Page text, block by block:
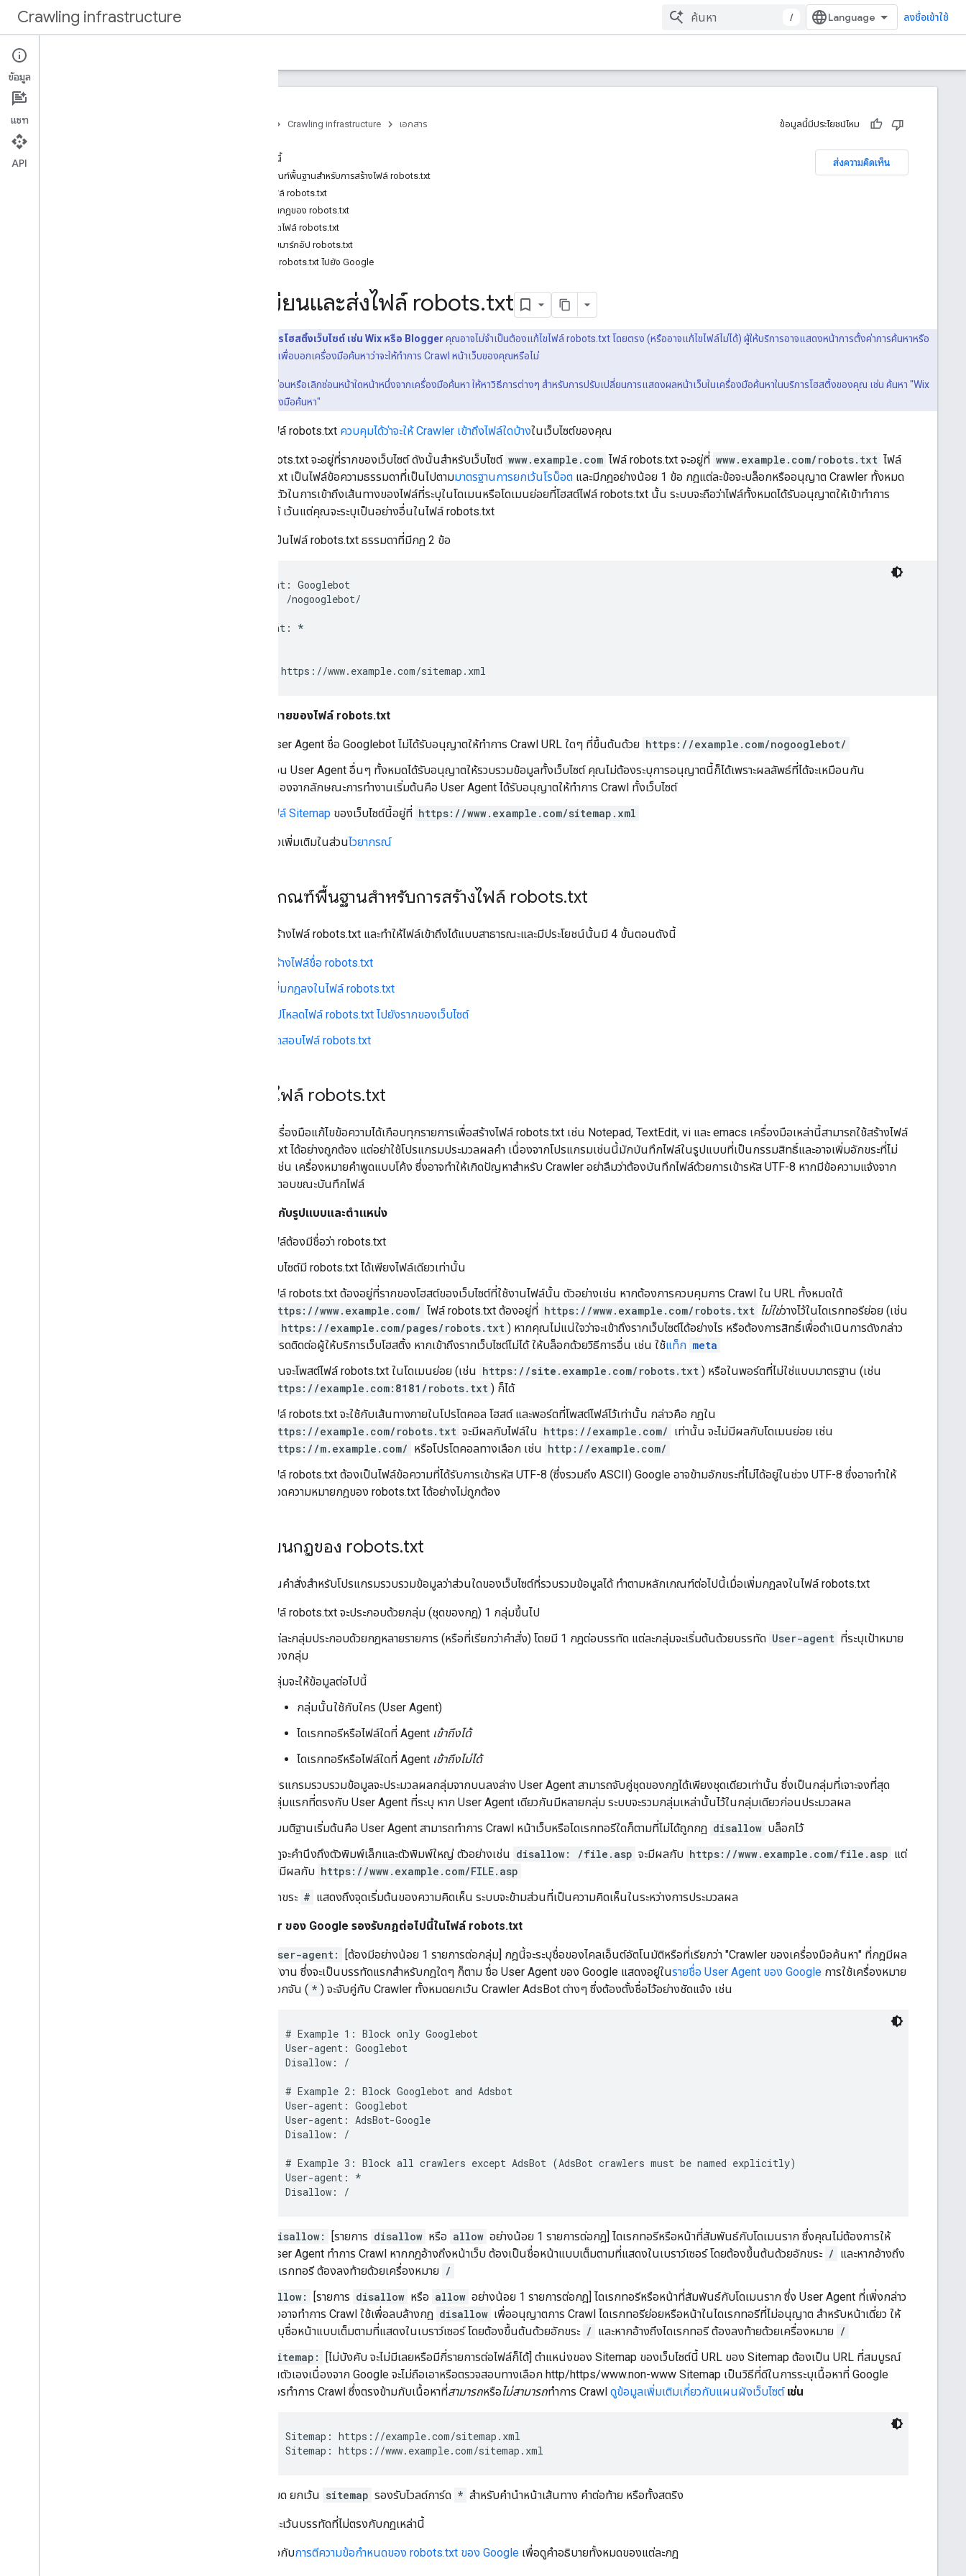
Crawling infrastructure / ลงชื่อเข้าใช้
บทนำ
วิธีการ…
ยืนยันคำขอจาก Google
Crawling infrastructure เอกสาร ข้อมูลนี้มีประโยชน์ไหม
ส่งความคิดเห็น
ในหน้านี้
หลักเกณฑ์พื้นฐานสำหรับการสร้างไฟล์ robots.txt
สร้างไฟล์ robots.txt
วิธีเขียนกฎของ robots.txt
อัปโหลดไฟล์ robots.txt
ทดสอบมาร์กอัป robots.txt
ส่งไฟล์ robots.txt ไปยัง Google
วิธีเขียนและส่งไฟล์ robots.txt
หากใช้บริการโฮสติ้งเว็บไซต์ เช่น Wix หรือ Blogger คุณอาจไม่จำเป็นต้องแก้ไขไฟล์ robots.txt โดยตรง (หรืออาจแก้ไขไฟล์ไม่ได้) ผู้ให้บริการอาจแสดงหน้าการตั้งค่าการค้นหาหรือ
กลไกอื่นๆ ไว้แทนเพื่อบอกเครื่องมือค้นหาว่าจะให้ทำการ Crawl หน้าเว็บของคุณหรือไม่
หากคุณต้องการซ่อนหรือเลิกซ่อนหน้าใดหน้าหนึ่งจากเครื่องมือค้นหา ให้หาวิธีการต่างๆ สำหรับการปรับเปลี่ยนการแสดงผลหน้าเว็บในเครื่องมือค้นหาในบริการโฮสติ้งของคุณ เช่น ค้นหา "Wix
ซ่อนหน้าจากเครื่องมือค้นหา"
คุณใช้ไฟล์ robots.txt ควบคุมได้ว่าจะให้ Crawler เข้าถึงไฟล์ใดบ้างในเว็บไซต์ของคุณ
ไฟล์ robots.txt จะอยู่ที่รากของเว็บไซต์ ดังนั้นสำหรับเว็บไซต์ www.example.com ไฟล์ robots.txt จะอยู่ที่ www.example.com/robots.txt ไฟล์
robots.txt เป็นไฟล์ข้อความธรรมดาที่เป็นไปตามมาตรฐานการยกเว้นโรบ็อต และมีกฎอย่างน้อย 1 ข้อ กฎแต่ละข้อจะบล็อกหรืออนุญาต Crawler ทั้งหมด
หรือบางตัวในการเข้าถึงเส้นทางของไฟล์ที่ระบุในโดเมนหรือโดเมนย่อยที่โฮสต์ไฟล์ robots.txt นั้น ระบบจะถือว่าไฟล์ทั้งหมดได้รับอนุญาตให้เข้าทำการ
Crawl ได้ เว้นแต่คุณจะระบุเป็นอย่างอื่นในไฟล์ robots.txt
ต่อไปนี้เป็นไฟล์ robots.txt ธรรมดาที่มีกฎ 2 ข้อ
User-agent: Googlebot
Disallow: /nogooglebot/
User-agent: *
Sitemap: https://www.example.com/sitemap.xml
ความหมายของไฟล์ robots.txt
User Agent ชื่อ Googlebot ไม่ได้รับอนุญาตให้ทำการ Crawl URL ใดๆ ที่ขึ้นต้นด้วย https://example.com/nogooglebot/
ส่วน User Agent อื่นๆ ทั้งหมดได้รับอนุญาตให้รวบรวมข้อมูลทั้งเว็บไซต์ คุณไม่ต้องระบุการอนุญาตนี้ก็ได้เพราะผลลัพธ์ที่ได้จะเหมือนกัน
เนื่องจากลักษณะการทำงานเริ่มต้นคือ User Agent ได้รับอนุญาตให้ทำการ Crawl ทั้งเว็บไซต์
ไฟล์ Sitemap ของเว็บไซต์นี้อยู่ที่ https://www.example.com/sitemap.xml
ดูตัวอย่างเพิ่มเติมในส่วนไวยากรณ์
หลักเกณฑ์พื้นฐานสำหรับการสร้างไฟล์ robots.txt
ในการสร้างไฟล์ robots.txt และทำให้ไฟล์เข้าถึงได้แบบสาธารณะและมีประโยชน์นั้นมี 4 ขั้นตอนดังนี้
สร้างไฟล์ชื่อ robots.txt
เพิ่มกฎลงในไฟล์ robots.txt
อัปโหลดไฟล์ robots.txt ไปยังรากของเว็บไซต์
ทดสอบไฟล์ robots.txt
สร้างไฟล์ robots.txt
คุณใช้เครื่องมือแก้ไขข้อความได้เกือบทุกรายการเพื่อสร้างไฟล์ robots.txt เช่น Notepad, TextEdit, vi และ emacs เครื่องมือเหล่านี้สามารถใช้สร้างไฟล์
robots.txt ได้อย่างถูกต้อง แต่อย่าใช้โปรแกรมประมวลผลคำ เนื่องจากโปรแกรมเช่นนี้มักบันทึกไฟล์ในรูปแบบที่เป็นกรรมสิทธิ์และอาจเพิ่มอักขระที่ไม่
คาดคิด เช่น เครื่องหมายคำพูดแบบโค้ง ซึ่งอาจทำให้เกิดปัญหาสำหรับ Crawler อย่าลืมว่าต้องบันทึกไฟล์ด้วยการเข้ารหัส UTF-8 หากมีข้อความแจ้งจาก
กล่องโต้ตอบขณะบันทึกไฟล์
กฎเกี่ยวกับรูปแบบและตำแหน่ง
ไฟล์ต้องมีชื่อว่า robots.txt
เว็บไซต์มี robots.txt ได้เพียงไฟล์เดียวเท่านั้น
ไฟล์ robots.txt ต้องอยู่ที่รากของโฮสต์ของเว็บไซต์ที่ใช้งานไฟล์นั้น ตัวอย่างเช่น หากต้องการควบคุมการ Crawl ใน URL ทั้งหมดใต้
https://www.example.com/ ไฟล์ robots.txt ต้องอยู่ที่ https://www.example.com/robots.txt ไม่ใช่วางไว้ในไดเรกทอรีย่อย (เช่น
https://example.com/pages/robots.txt ) หากคุณไม่แน่ใจว่าจะเข้าถึงรากเว็บไซต์ได้อย่างไร หรือต้องการสิทธิ์เพื่อดำเนินการดังกล่าว
โปรดติดต่อผู้ให้บริการเว็บโฮสติ้ง หากเข้าถึงรากเว็บไซต์ไม่ได้ ให้บล็อกด้วยวิธีการอื่น เช่น ใช้แท็ก meta
คุณจะโพสต์ไฟล์ robots.txt ในโดเมนย่อย (เช่น https://site .example.com/robots.txt ) หรือในพอร์ตที่ไม่ใช่แบบมาตรฐาน (เช่น
https://example.com: 8181 /robots.txt ) ก็ได้
ไฟล์ robots.txt จะใช้กับเส้นทางภายในโปรโตคอล โฮสต์ และพอร์ตที่โพสต์ไฟล์ไว้เท่านั้น กล่าวคือ กฎใน
https://example.com/robots.txt จะมีผลกับไฟล์ใน https://example.com/ เท่านั้น จะไม่มีผลกับโดเมนย่อย เช่น
https://m.example.com/ หรือโปรโตคอลทางเลือก เช่น http://example.com/
ไฟล์ robots.txt ต้องเป็นไฟล์ข้อความที่ได้รับการเข้ารหัส UTF-8 (ซึ่งรวมถึง ASCII) Google อาจข้ามอักขระที่ไม่ได้อยู่ในช่วง UTF-8 ซึ่งอาจทำให้
ถอดความหมายกฎของ robots.txt ได้อย่างไม่ถูกต้อง
วิธีเขียนกฎของ robots.txt
กฎใช้เป็นคำสั่งสําหรับโปรแกรมรวบรวมข้อมูลว่าส่วนใดของเว็บไซต์ที่รวบรวมข้อมูลได้ ทำตามหลักเกณฑ์ต่อไปนี้เมื่อเพิ่มกฎลงในไฟล์ robots.txt
ไฟล์ robots.txt จะประกอบด้วยกลุ่ม (ชุดของกฎ) 1 กลุ่มขึ้นไป
แต่ละกลุ่มประกอบด้วยกฎหลายรายการ (หรือที่เรียกว่าคําสั่ง) โดยมี 1 กฎต่อบรรทัด แต่ละกลุ่มจะเริ่มต้นด้วยบรรทัด User-agent ที่ระบุเป้าหมาย
ของกลุ่ม
กลุ่มจะให้ข้อมูลต่อไปนี้
กลุ่มนั้นใช้กับใคร (User Agent)
ไดเรกทอรีหรือไฟล์ใดที่ Agent เข้าถึงได้
ไดเรกทอรีหรือไฟล์ใดที่ Agent เข้าถึงไม่ได้
โปรแกรมรวบรวมข้อมูลจะประมวลผลกลุ่มจากบนลงล่าง User Agent สามารถจับคู่ชุดของกฎได้เพียงชุดเดียวเท่านั้น ซึ่งเป็นกลุ่มที่เจาะจงที่สุด
กลุ่มแรกที่ตรงกับ User Agent ที่ระบุ หาก User Agent เดียวกันมีหลายกลุ่ม ระบบจะรวมกลุ่มเหล่านั้นไว้ในกลุ่มเดียวก่อนประมวลผล
สมมติฐานเริ่มต้นคือ User Agent สามารถทำการ Crawl หน้าเว็บหรือไดเรกทอรีใดก็ตามที่ไม่ได้ถูกกฎ disallow บล็อกไว้
กฎจะคำนึงถึงตัวพิมพ์เล็กและตัวพิมพ์ใหญ่ ตัวอย่างเช่น disallow: /file.asp จะมีผลกับ https://www.example.com/file.asp แต่
ไม่มีผลกับ https://www.example.com/FILE.asp
อักขระ # แสดงถึงจุดเริ่มต้นของความคิดเห็น ระบบจะข้ามส่วนที่เป็นความคิดเห็นในระหว่างการประมวลผล
Crawler ของ Google รองรับกฎต่อไปนี้ในไฟล์ robots.txt
user-agent:
[ต้องมีอย่างน้อย 1 รายการต่อกลุ่ม] กฎนี้จะระบุชื่อของไคลเอ็นต์อัตโนมัติหรือที่เรียกว่า "Crawler ของเครื่องมือค้นหา" ที่กฎมีผล
ใช้งาน ซึ่งจะเป็นบรรทัดแรกสำหรับกฎใดๆ ก็ตาม ชื่อ User Agent ของ Google แสดงอยู่ในรายชื่อ User Agent ของ Google การใช้เครื่องหมาย
ดอกจัน ( * ) จะจับคู่กับ Crawler ทั้งหมดยกเว้น Crawler AdsBot ต่างๆ ซึ่งต้องตั้งชื่อไว้อย่างชัดแจ้ง เช่น
# Example 1: Block only Googlebot
User-agent: Googlebot
Disallow: /
# Example 2: Block Googlebot and Adsbot
User-agent: Googlebot
User-agent: AdsBot-Google
Disallow: /
# Example 3: Block all crawlers except AdsBot (AdsBot crawlers must be named explicitly)
User-agent: *
Disallow: /
disallow: [รายการ disallow หรือ allow อย่างน้อย 1 รายการต่อกฎ] ไดเรกทอรีหรือหน้าที่สัมพันธ์กับโดเมนราก ซึ่งคุณไม่ต้องการให้
User Agent ทำการ Crawl หากกฎอ้างถึงหน้าเว็บ ต้องเป็นชื่อหน้าแบบเต็มตามที่แสดงในเบราว์เซอร์ โดยต้องขึ้นต้นด้วยอักขระ / และหากอ้างถึง
ไดเรกทอรี ต้องลงท้ายด้วยเครื่องหมาย /
allow:
[รายการ disallow หรือ allow อย่างน้อย 1 รายการต่อกฎ] ไดเรกทอรีหรือหน้าที่สัมพันธ์กับโดเมนราก ซึ่ง User Agent ที่เพิ่งกล่าว
ถึงอาจทำการ Crawl ใช้เพื่อลบล้างกฎ disallow เพื่ออนุญาตการ Crawl ไดเรกทอรีย่อยหรือหน้าในไดเรกทอรีที่ไม่อนุญาต สําหรับหน้าเดี่ยว ให้
ระบุชื่อหน้าแบบเต็มตามที่แสดงในเบราว์เซอร์ โดยต้องขึ้นต้นด้วยอักขระ / และหากอ้างถึงไดเรกทอรี ต้องลงท้ายด้วยเครื่องหมาย /
sitemap:
[ไม่บังคับ จะไม่มีเลยหรือมีกี่รายการต่อไฟล์ก็ได้] ตำแหน่งของ Sitemap ของเว็บไซต์นี้ URL ของ Sitemap ต้องเป็น URL ที่สมบูรณ์
ในตัวเองเนื่องจาก Google จะไม่ถือเอาหรือตรวจสอบทางเลือก http/https/www.non-www Sitemap เป็นวิธีที่ดีในการระบุเนื้อหาที่ Google
ควรทำการ Crawl ซึ่งตรงข้ามกับเนื้อหาที่สามารถหรือไม่สามารถทำการ Crawl ดูข้อมูลเพิ่มเติมเกี่ยวกับแผนผังเว็บไซต์ เช่น
Sitemap: https://example.com/sitemap.xml
Sitemap: https://www.example.com/sitemap.xml
กฎทั้งหมด ยกเว้น sitemap รองรับไวลด์การ์ด * สำหรับคำนำหน้าเส้นทาง คำต่อท้าย หรือทั้งสตริง
ระบบจะละเว้นบรรทัดที่ไม่ตรงกับกฎเหล่านี้
อ่านเกี่ยวกับการตีความข้อกำหนดของ robots.txt ของ Google เพื่อดูคำอธิบายทั้งหมดของแต่ละกฎ
ข้อมูล
แชท
API